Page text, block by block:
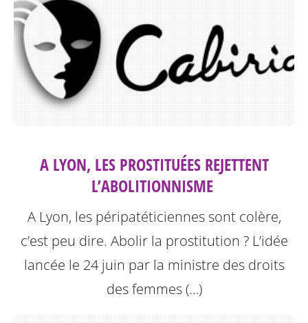
A LYON, LES PROSTITUÉES REJETTENT
L’ABOLITIONNISME ‎
A Lyon, les péripatéticiennes sont colère,
c’est peu dire. Abolir la prostitution ? L’idée
lancée le 24 juin par la ministre des droits
des femmes (…)